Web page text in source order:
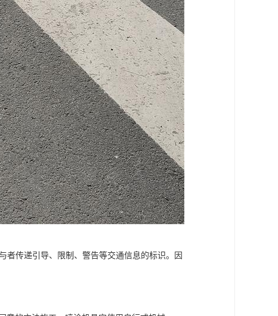
者传递引导、限制、警告等交通信息的标识。因